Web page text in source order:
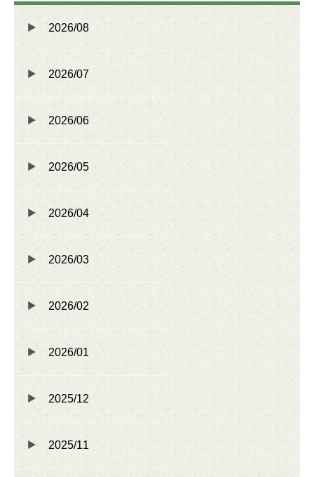
2026/08
2026/07
2026/06
2026/05
2026/04
2026/03
2026/02
2026/01
2025/12
2025/11